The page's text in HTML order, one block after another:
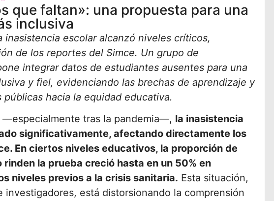
que faltan»: una propuesta para una
inclusiva
inasistencia escolar alcanzó niveles críticos,
de los reportes del Simce. Un grupo de
integrar datos de estudiantes ausentes para una
y fiel, evidenciando las brechas de aprendizaje y
hacia la equidad educativa.
—especialmente tras la pandemia—, la inasistencia
significativamente, afectando directamente los
En ciertos niveles educativos, la proporción de
la prueba creció hasta en un 50% en
niveles previos a la crisis sanitaria. Esta situación,
investigadores, está distorsionando la comprensión